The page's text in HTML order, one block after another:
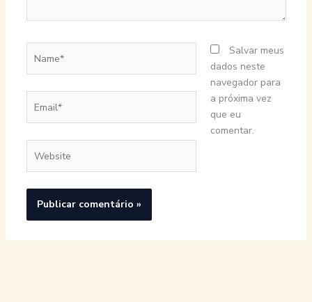
Salvar meus
dados neste
navegador para
a próxima vez
que eu
comentar.